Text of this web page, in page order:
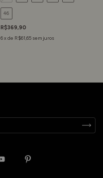
46
R$369,90
6x de R$61,65 sem juros